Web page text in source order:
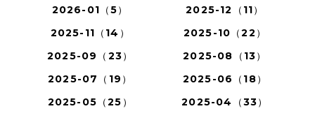
2026-01（5）
2025-12（11）
2025-11（14）
2025-10（22）
2025-09（23）
2025-08（13）
2025-07（19）
2025-06（18）
2025-05（25）
2025-04（33）